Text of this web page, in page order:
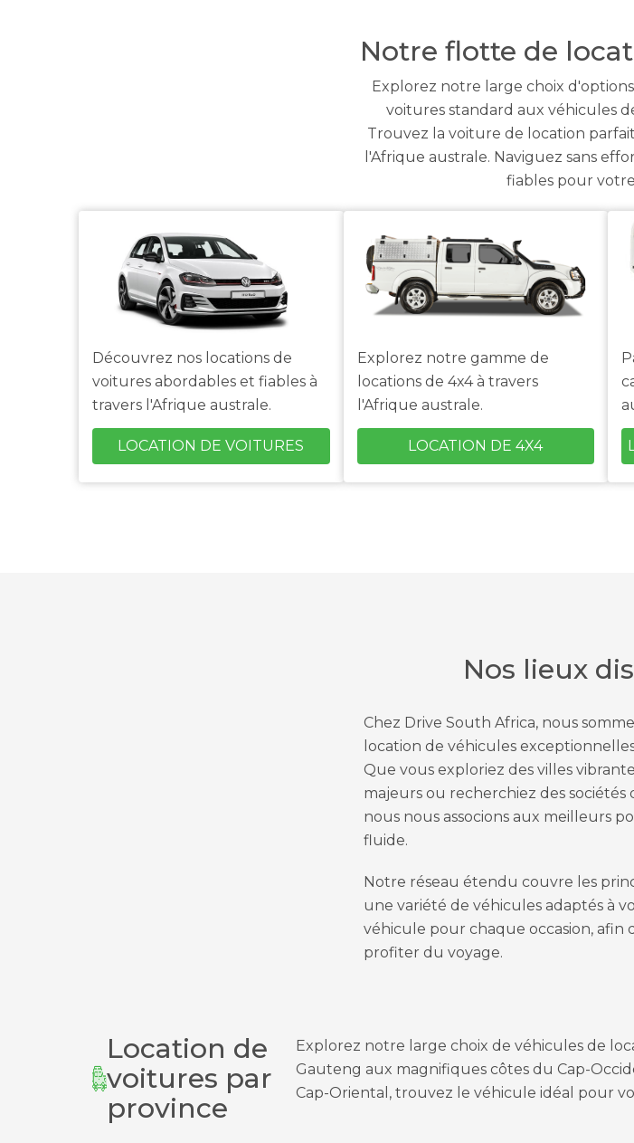
Notre flotte de
Explorez notre large choix
voitures standard aux véhicules
Trouvez la voiture de location
l'Afrique australe. Naviguez sans
fiables pour
Découvrez nos locations de
voitures abordables et fiables à
travers l'Afrique australe.
LOCATION DE VOITURES
Explorez notre gamme de
locations de 4x4 à travers
l'Afrique australe.
LOCATION DE 4X4
Nos lieux
Chez Drive South Africa, nous
location de véhicules
Que vous exploriez des villes
majeurs ou recherchiez des
nous nous associons aux meilleurs
fluide.
Notre réseau étendu couvre les
une variété de véhicules adaptés à
véhicule pour chaque occasion, afin
profiter du voyage.
Location de
voitures par
province
Explorez notre large choix de véhicules de
Gauteng aux magnifiques côtes du Cap-
Cap-Oriental, trouvez le véhicule idéal pour